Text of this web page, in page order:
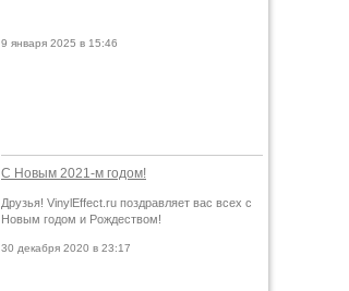
9 января 2025 в 15:46
С Новым 2021-м годом!
Друзья! VinylEffect.ru поздравляет вас всех с
Новым годом и Рождеством!
30 декабря 2020 в 23:17